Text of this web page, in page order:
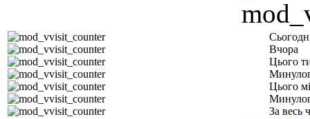
Вчора
Цього
Цього
За весь